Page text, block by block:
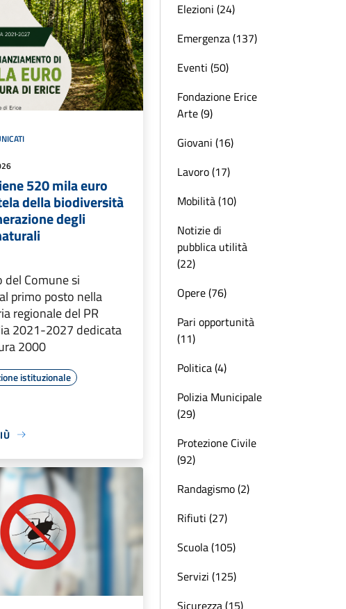
520 mila euro
della biodiversità
degli
del Comune si
primo posto nella
regionale del PR
2021-2027 dedicata
2000
istituzionale
Elezioni (24)
Emergenza (137)
Eventi (50)
Fondazione Erice
Arte (9)
Giovani (16)
Lavoro (17)
Mobilità (10)
Notizie di
pubblica utilità
(22)
Opere (76)
Pari opportunità
(11)
Politica (4)
Polizia Municipale
(29)
Protezione Civile
(92)
Randagismo (2)
Rifiuti (27)
Scuola (105)
Servizi (125)
Sicurezza (15)